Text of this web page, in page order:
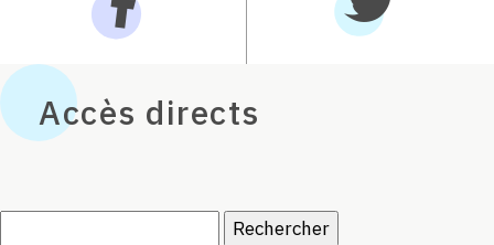
Accès directs